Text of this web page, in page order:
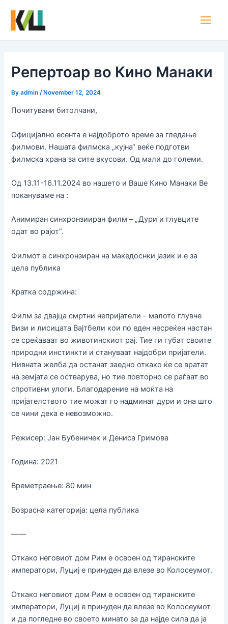
content
Репертоар во Кино Манаки
Byadmin /November 12, 2024
Почитувани битолчани,
Официјално есента е најдоброто време за гледање
филмови. Нашата филмска „кујна“ веќе подготви
филмска храна за сите вкусови. Од мали до големи.
Од 13.11-16.11.2024 во нашето и Ваше Кино Манаки Ве
покануваме на :
Анимиран синхронзииран филм – „Дури и глувците
одат во рајот“.
Филмот е синхронзиран на македоснки јазик и е за
цела публика
Кратка содржина:
Филм за двајца смртни непријатели – малото глувче
Визи и лисицата Вајтбели кои по еден несреќен настан
се среќаваат во животинскиот рај. Тие ги губат своите
природни инстинкти и стануваат најдобри пријатели.
Нивната желба да останат заедно откако ќе се вратат
на земјата се остварува, но тие повторно се раѓаат во
спротивни улоги. Благодарение на моќта на
пријателството тие можат го надминат дури и она што
се чини дека е невозможно.
Режисер: Јан Бубеничек и Дениса Гримова
Година: 2021
Времетраење: 80 мин
Возрасна категорија: цела публика
——
Откако неговиот дом Рим е освоен од тиранските
императори, Луциј е принуден да влезе во Колосеумот.
Откако неговиот дом Рим е освоен од тиранските
императори, Луциј е принуден да влезе во Колосеумот
и да погледне во своето минато за да најде сила да ја
navigation